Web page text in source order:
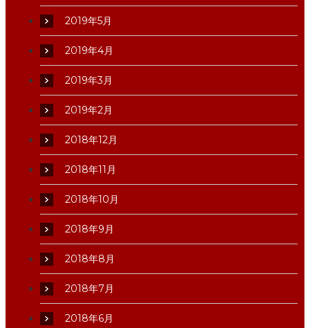
2019年5月
2019年4月
2019年3月
2019年2月
2018年12月
2018年11月
2018年10月
2018年9月
2018年8月
2018年7月
2018年6月